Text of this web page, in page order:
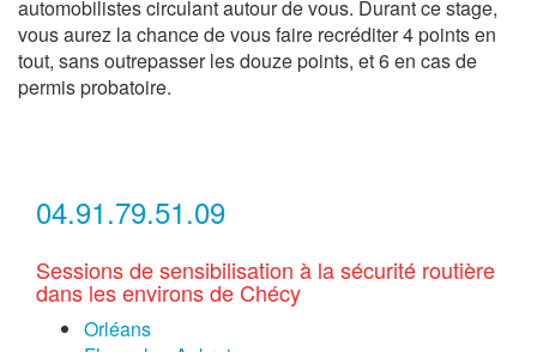
automobilistes circulant autour de vous. Durant ce stage,
vous aurez la chance de vous faire recréditer 4 points en
tout, sans outrepasser les douze points, et 6 en cas de
permis probatoire.
04.91.79.51.09
Sessions de sensibilisation à la sécurité routière
dans les environs de Chécy
Orléans